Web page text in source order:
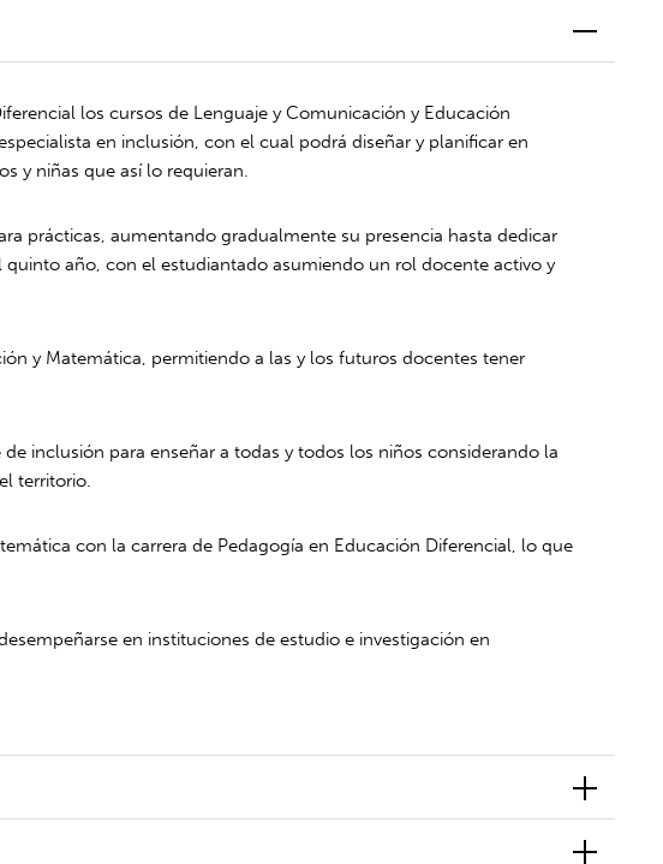
los cursos de Lenguaje y Comunicación y Educación
en inclusión, con el cual podrá diseñar y planificar en
y niñas que así lo requieran.
prácticas, aumentando gradualmente su presencia hasta dedicar
año, con el estudiantado asumiendo un rol docente activo y
y Matemática, permitiendo a las y los futuros docentes tener
inclusión para enseñar a todas y todos los niños considerando la
territorio.
con la carrera de Pedagogía en Educación Diferencial, lo que
en instituciones de estudio e investigación en